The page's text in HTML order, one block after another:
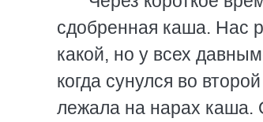
сдобренная каша. Нас
какой, но у всех
когда сунулся во
лежала на нарах каша.